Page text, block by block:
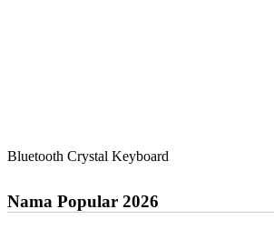
Bluetooth Crystal Keyboard
Nama Popular 2026